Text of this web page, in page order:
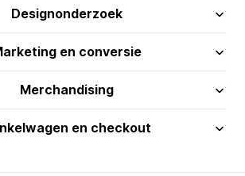
Designonderzoek
en conversie
Merchandising
en checkout